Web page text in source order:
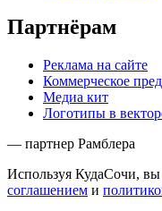
Партнёрам
Реклама на сайте
Коммерческое
Медиа кит
Логотипы в
— партнер Рамблера
Используя КудаСочи, вы
соглашением и